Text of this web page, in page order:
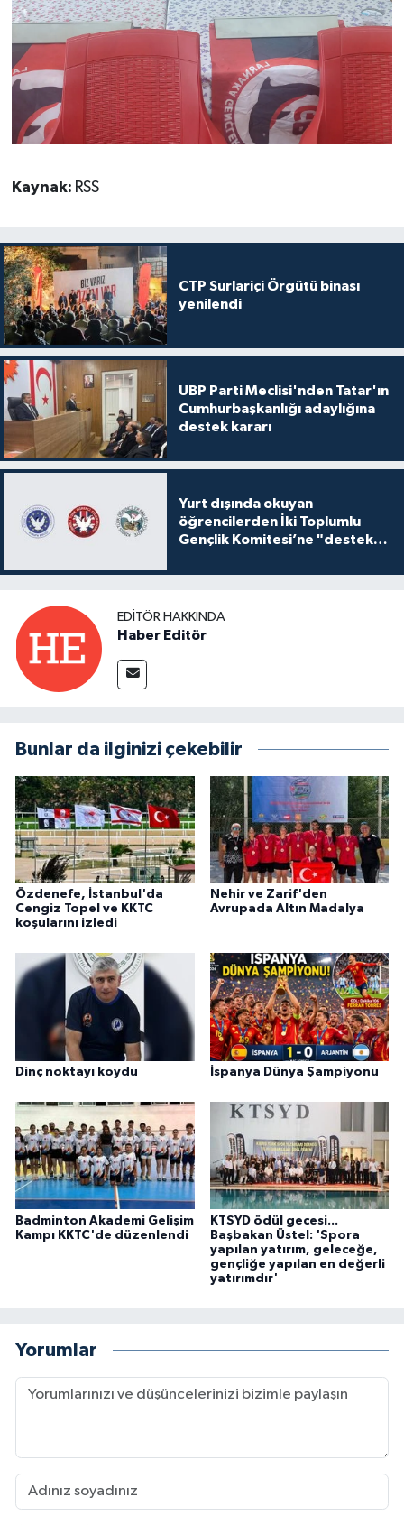
Kaynak: RSS
CTP Surlariçi Örgütü binası
yenilendi
UBP Parti Meclisi'nden Tatar'ın
Cumhurbaşkanlığı adaylığına
destek kararı
Yurt dışında okuyan
öğrencilerden İki Toplumlu
Gençlik Komitesi’ne "destek
EDITÖR HAKKINDA
Haber Editör
Bunlar da ilginizi çekebilir
Özdenefe, İstanbul'da
Cengiz Topel ve KKTC
koşularını izledi
Nehir ve Zarif'den
Avrupada Altın Madalya
Dinç noktayı koydu İspanya Dünya Şampiyonu
Badminton Akademi Gelişim
Kampı KKTC'de düzenlendi
KTSYD ödül gecesi...
Başbakan Üstel: 'Spora
yapılan yatırım, geleceğe,
gençliğe yapılan en değerli
yatırımdır'
Yorumlar